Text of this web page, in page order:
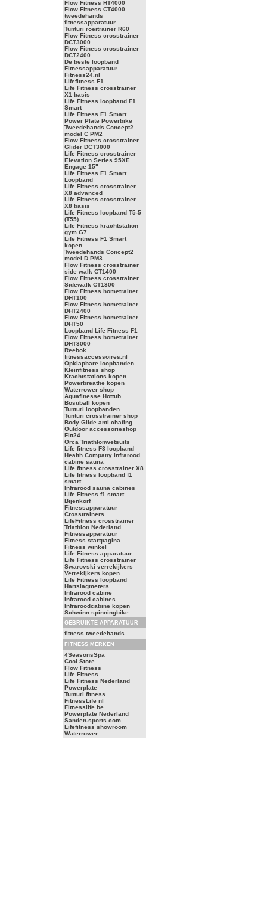
Flow Fitness HT4000
Flow Fitness CT4000
tweedehands
fitnessapparatuur
Tunturi roeitrainer R60
Flow Fitness crosstrainer
DCT3000
Flow Fitness crosstrainer
DCT2400
De beste loopband
Fitnessapparatuur
Fitness24.nl
Lifefitness F1
Life Fitness crosstrainer
X1 basis
Life Fitness loopband F1
Smart
Life Fitness F1 Smart
Power Plate Powerbike
Tweedehands Concept2
model C PM2
Flow Fitness crosstrainer
Glider DCT3000
Life Fitness crosstrainer
Elevation Series 95XE
Engage 15"
Life Fitness F1 Smart
Loopband
Life Fitness crosstrainer
X8 advanced
Life Fitness crosstrainer
X8 basis
Life Fitness loopband T5-5
(T55)
Life Fitness krachtstation
gym G7
Life Fitness F1 Smart
kopen
Tweedehands Concept2
model D PM3
Flow Fitness crosstrainer
side walk CT1400
Flow Fitness crosstrainer
Sidewalk CT1300
Flow Fitness hometrainer
DHT100
Flow Fitness hometrainer
DHT2400
Flow Fitness hometrainer
DHT50
Loopband Life Fitness F1
Flow Fitness hometrainer
DHT3000
Reebok
fitnessaccessoires.nl
Opklapbare loopbanden
Kleinfitness shop
Krachtstations kopen
Powerbreathe kopen
Waterrower shop
Aquafinesse Hottub
Bosuball kopen
Tunturi loopbanden
Tunturi crosstrainer shop
Body Glide anti chafing
Outdoor accessorieshop
Fitt24
Orca Triathlonwetsuits
Life fitness F3 loopband
Health Company Infrarood
cabine sauna
Life fitness crosstrainer X8
Life fitness loopband f1
smart
Infrarood sauna cabines
Life Fitness f1 smart
Bijenkorf
Fitnessapparatuur
Crosstrainers
LifeFitness crosstrainer
Triathlon Nederland
Fitnessapparatuur
Fitness.startpagina
Fitness winkel
Life Fitness apparatuur
Life Fitness crosstrainer
Swarovski verrekijkers
Verrekijkers kopen
Life Fitness loopband
Hartslagmeters
Infrarood cabine
Infrarood cabines
Infraroodcabine kopen
Schwinn spinningbike
GEBRUIKTE APPARATUUR
fitness tweedehands
FITNESS MERKEN
4SeasonsSpa
Cool Store
Flow Fitness
Life Fitness
Life Fitness Nederland
Powerplate
Tunturi fitness
FitnessLife nl
Fitnesslife be
Powerplate Nederland
Sanden-sports.com
Lifefitness showroom
Waterrower